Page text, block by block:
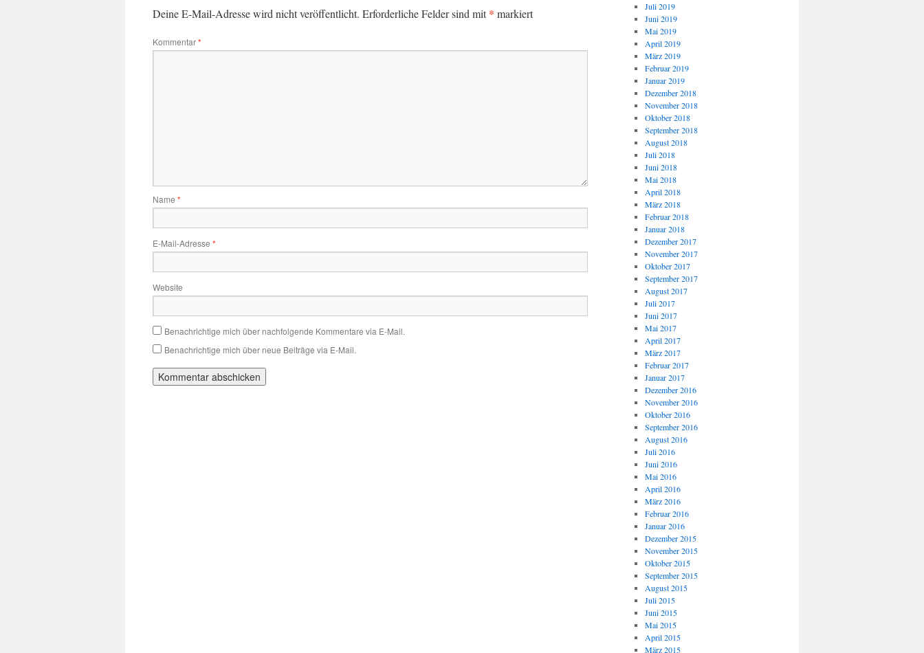
Deine E-Mail-Adresse wird nicht veröffentlicht. Erforderliche Felder sind mit* markiert
Kommentar*
Name *
E-Mail-Adresse *
Website
Benachrichtige mich über nachfolgende Kommentare via E-Mail.
Benachrichtige mich über neue Beiträge via E-Mail.
Juli 2019
Juni 2019
Mai 2019
April 2019
März 2019
Februar 2019
Januar 2019
Dezember 2018
November 2018
Oktober 2018
September 2018
August 2018
Juli 2018
Juni 2018
Mai 2018
April 2018
März 2018
Februar 2018
Januar 2018
Dezember 2017
November 2017
Oktober 2017
September 2017
August 2017
Juli 2017
Juni 2017
Mai 2017
April 2017
März 2017
Februar 2017
Januar 2017
Dezember 2016
November 2016
Oktober 2016
September 2016
August 2016
Juli 2016
Juni 2016
Mai 2016
April 2016
März 2016
Februar 2016
Januar 2016
Dezember 2015
November 2015
Oktober 2015
September 2015
August 2015
Juli 2015
Juni 2015
Mai 2015
April 2015
März 2015